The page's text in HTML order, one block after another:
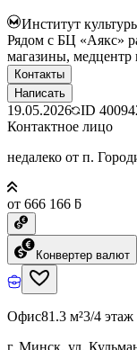
Институт
Рядом с БЦ «Аякс»
магазины, медцентр
Контакты
Написать
19.05.2026 ID
Контактное лицо
недалеко от п.
от 666 166 ƃ
Конвертер валют
Офис81.3 м²3/4 этаж
г. Минск, ул.